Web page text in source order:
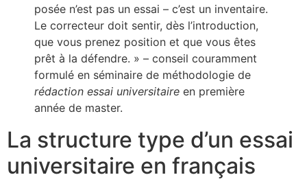
posée n’est pas un essai – c’est un inventaire.
Le correcteur doit sentir, dès l’introduction,
que vous prenez position et que vous êtes
prêt à la défendre. » – conseil couramment
formulé en séminaire de méthodologie de
rédaction essai universitaire en première
année de master.
La structure type d’un essai
universitaire en français